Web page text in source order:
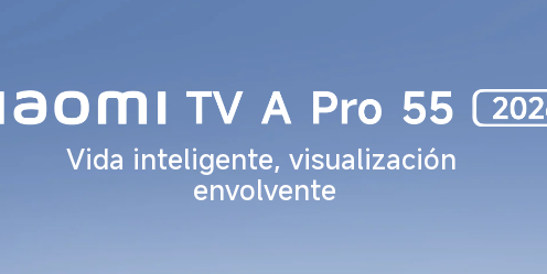
Vida inteligente, visualización
envolvente